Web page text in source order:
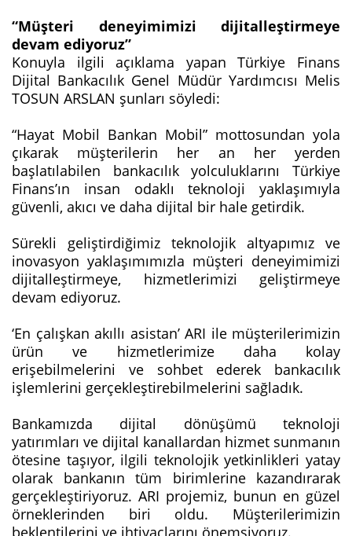
“Müşteri deneyimimizi dijitalleştirmeye
devam ediyoruz”
Konuyla ilgili açıklama yapan Türkiye Finans
Dijital Bankacılık Genel Müdür Yardımcısı Melis
TOSUN ARSLAN şunları söyledi:
“Hayat Mobil Bankan Mobil” mottosundan yola
çıkarak müşterilerin her an her yerden
başlatılabilen bankacılık yolculuklarını Türkiye
Finans’ın insan odaklı teknoloji yaklaşımıyla
güvenli, akıcı ve daha dijital bir hale getirdik.
Sürekli geliştirdiğimiz teknolojik altyapımız ve
inovasyon yaklaşımımızla müşteri deneyimimizi
dijitalleştirmeye, hizmetlerimizi geliştirmeye
devam ediyoruz.
‘En çalışkan akıllı asistan’ ARI ile müşterilerimizin
ürün ve hizmetlerimize daha kolay
erişebilmelerini ve sohbet ederek bankacılık
işlemlerini gerçekleştirebilmelerini sağladık.
Bankamızda dijital dönüşümü teknoloji
yatırımları ve dijital kanallardan hizmet sunmanın
ötesine taşıyor, ilgili teknolojik yetkinlikleri yatay
olarak bankanın tüm birimlerine kazandırarak
gerçekleştiriyoruz. ARI projemiz, bunun en güzel
örneklerinden biri oldu. Müşterilerimizin
beklentilerini ve ihtiyaçlarını önemsiyoruz.